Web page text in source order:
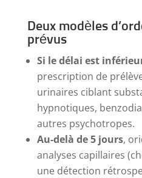
Deux modèles
prévus
Si le délai est
prescription de
urinaires ciblant
hypnotiques,
autres psychotropes.
Au-delà de 5 jours,
analyses capillaires
une détection